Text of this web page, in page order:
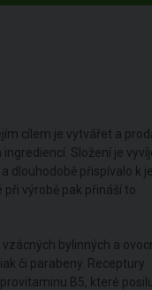
cílem je vytvářet a
ingrediencí. Složení je
dlouhodobě přispívalo k
při výrobě pak přináší to
bylinných a
či parabeny. Receptury
B5, které